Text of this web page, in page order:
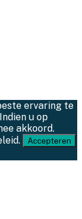
ervaring te
u op
akkoord.
Accepteren